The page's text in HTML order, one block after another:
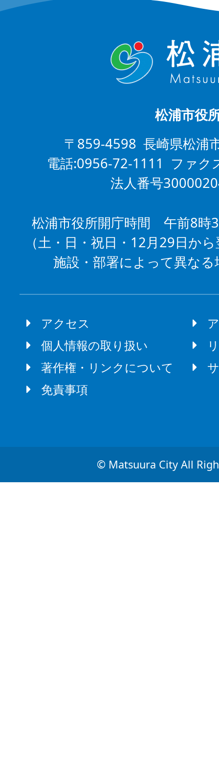
松浦市役
〒859-4598 長崎県松浦
電話:0956-72-1111 ファ
法人番号
松浦市役所開庁時間 午前8時
（土・日・祝日・12月29日か
施設・部署によって異な
アクセス
個人情報の取り扱い
著作権・リンクについて
免責事項
© Matsuura City All